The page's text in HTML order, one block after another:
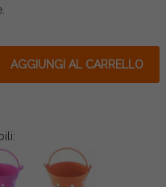
AGGIUNGI AL CARRELLO